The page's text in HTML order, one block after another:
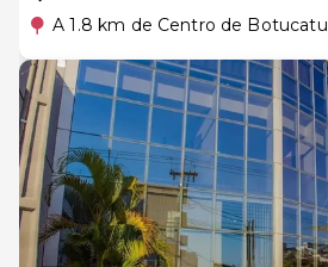
A 1.8 km de Centro de Botucatu